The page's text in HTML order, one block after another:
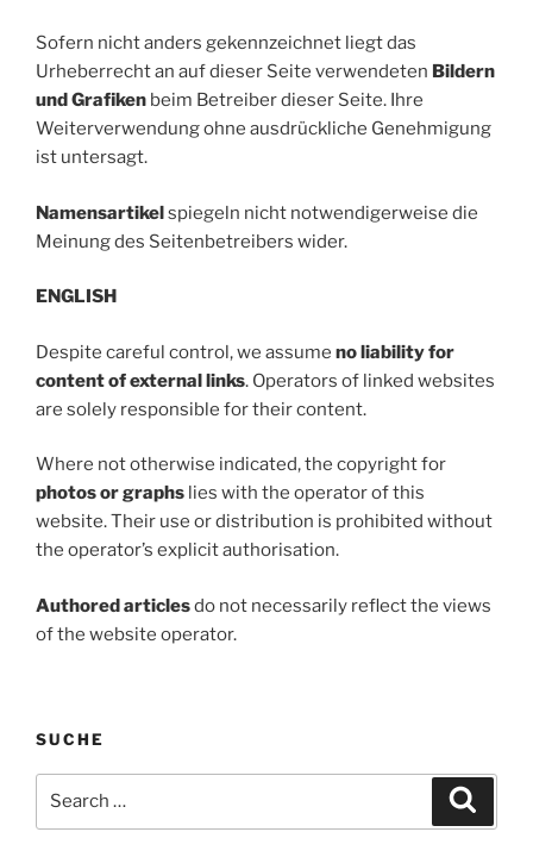
Sofern nicht anders gekennzeichnet liegt das
Urheberrecht an auf dieser Seite verwendeten Bildern
und Grafiken beim Betreiber dieser Seite. Ihre
Weiterverwendung ohne ausdrückliche Genehmigung
ist untersagt.
Namensartikelspiegeln nicht notwendigerweise die
Meinung des Seitenbetreibers wider.
ENGLISH
Despite careful control, we assume no liability for
content of external links. Operators of linked websites
are solely responsible for their content.
Where not otherwise indicated, the copyright for
photos or graphs lies with the operator of this
website. Their use or distribution is prohibited without
the operator’s explicit authorisation.
Authored articlesdo not necessarily reflect the views
of the website operator.
SUCHE